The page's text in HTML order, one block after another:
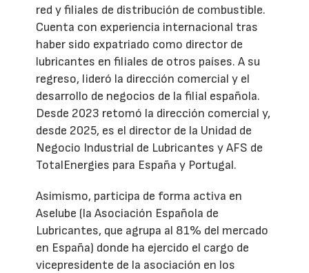
red y filiales de distribución de combustible.
Cuenta con experiencia internacional tras
haber sido expatriado como director de
lubricantes en filiales de otros países. A su
regreso, lideró la dirección comercial y el
desarrollo de negocios de la filial española.
Desde 2023 retomó la dirección comercial y,
desde 2025, es el director de la Unidad de
Negocio Industrial de Lubricantes y AFS de
TotalEnergies para España y Portugal.
Asimismo, participa de forma activa en
Aselube (la Asociación Española de
Lubricantes, que agrupa al 81% del mercado
en España) donde ha ejercido el cargo de
vicepresidente de la asociación en los